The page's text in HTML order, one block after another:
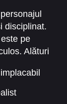
disciplinat.
pe
Alături